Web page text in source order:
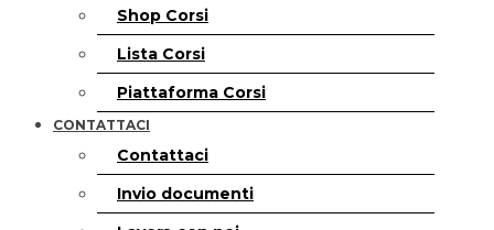
Shop Corsi
Lista Corsi
Piattaforma Corsi
CONTATTACI
Contattaci
Invio documenti